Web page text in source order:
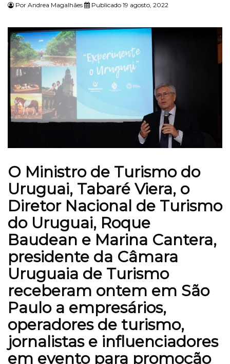
Por Andrea Magalhães Publicado 19 agosto, 2022
O Ministro de Turismo do
Uruguai, Tabaré Viera, o
Diretor Nacional de Turismo
do Uruguai, Roque
Baudean e Marina Cantera,
presidente da Câmara
Uruguaia de Turismo
receberam ontem em São
Paulo a empresários,
operadores de turismo,
jornalistas e influenciadores
em evento para promoção